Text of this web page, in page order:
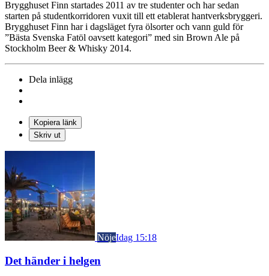
Brygghuset Finn startades 2011 av tre studenter och har sedan
starten på studentkorridoren vuxit till ett etablerat hantverksbryggeri.
Brygghuset Finn har i dagsläget fyra ölsorter och vann guld för
”Bästa Svenska Fatöl oavsett kategori” med sin Brown Ale på
Stockholm Beer & Whisky 2014.
Dela inlägg
Kopiera länk
Skriv ut
NöjeIdag 15:18
Det händer i helgen